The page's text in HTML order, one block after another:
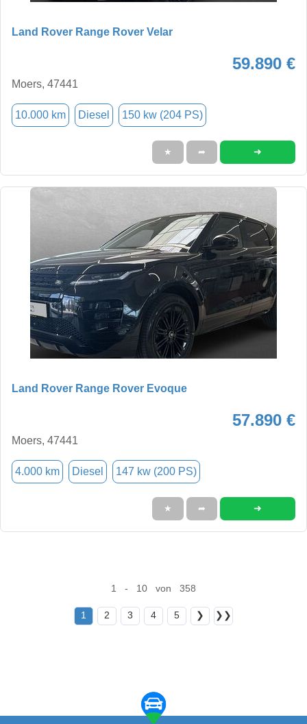
Land Rover Range Rover Velar
59.890 €
Moers, 47441
10.000 km Diesel 150 kw (204 PS)
★ ➦ ➜
Land Rover Range Rover Evoque
57.890 €
Moers, 47441
4.000 km Diesel 147 kw (200 PS)
★ ➦ ➜
1 - 10 von 358
1 2 3 4 5 ❯ ❯❯